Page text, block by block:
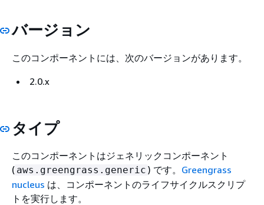
バージョン
このコンポーネントには、次のバージョンがあります。
2.0.x
タイプ
このコンポーネントはジェネリックコンポーネント
( aws.greengrass.generic ) です。 Greengrass
nucleus は、コンポーネントのライフサイクルスクリプ
トを実行します。